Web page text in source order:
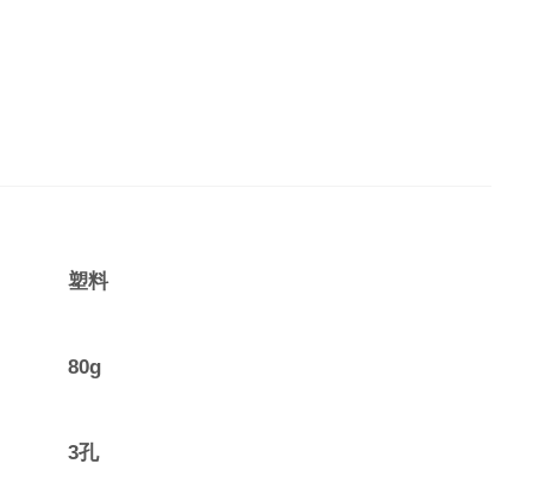
塑料
80g
3孔